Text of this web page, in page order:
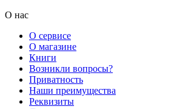
О нас
О сервисе
О магазине
Книги
Возникли вопросы?
Приватность
Наши преимущества
Реквизиты